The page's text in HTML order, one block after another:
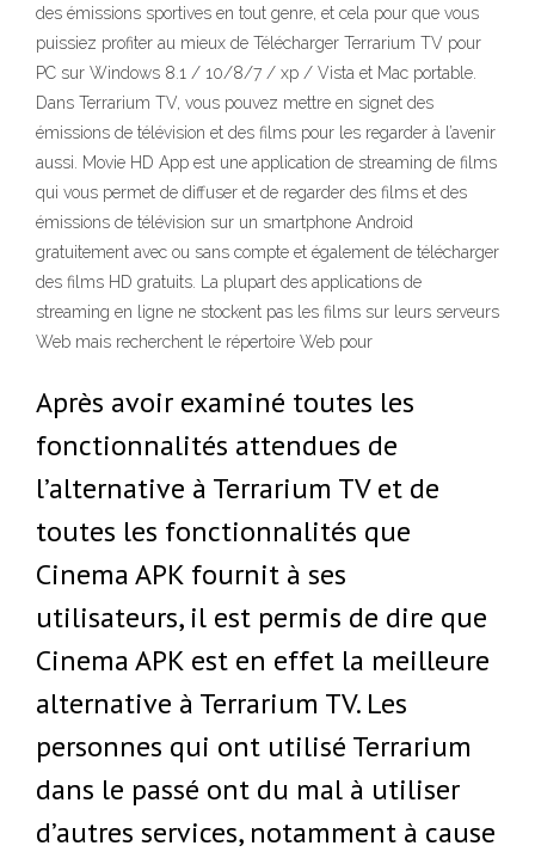
des émissions sportives en tout genre, et cela pour que vous
puissiez profiter au mieux de Télécharger Terrarium TV pour
PC sur Windows 8.1 / 10/8/7 / xp / Vista et Mac portable.
Dans Terrarium TV, vous pouvez mettre en signet des
émissions de télévision et des films pour les regarder à l’avenir
aussi. Movie HD App est une application de streaming de films
qui vous permet de diffuser et de regarder des films et des
émissions de télévision sur un smartphone Android
gratuitement avec ou sans compte et également de télécharger
des films HD gratuits. La plupart des applications de
streaming en ligne ne stockent pas les films sur leurs serveurs
Web mais recherchent le répertoire Web pour
Après avoir examiné toutes les
fonctionnalités attendues de
l’alternative à Terrarium TV et de
toutes les fonctionnalités que
Cinema APK fournit à ses
utilisateurs, il est permis de dire que
Cinema APK est en effet la meilleure
alternative à Terrarium TV. Les
personnes qui ont utilisé Terrarium
dans le passé ont du mal à utiliser
d’autres services, notamment à cause